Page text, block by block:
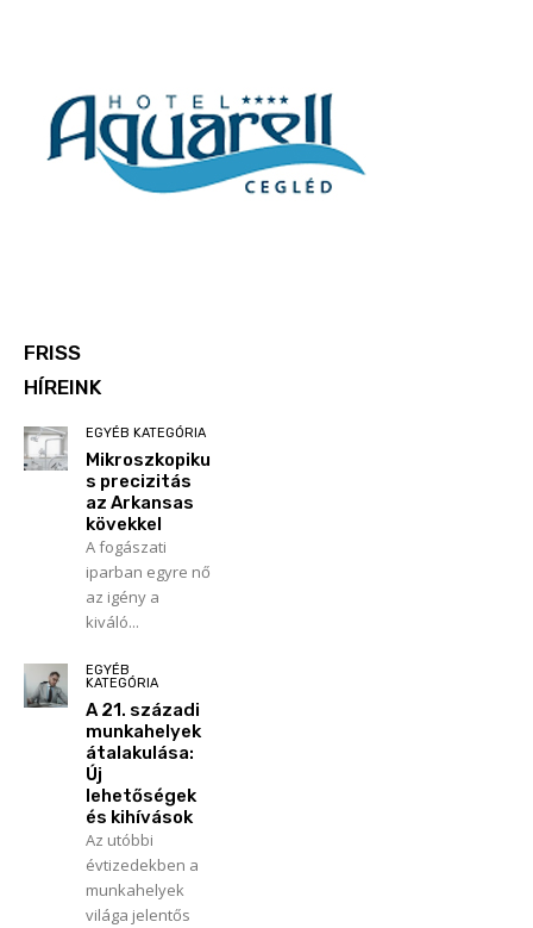
FRISS
HÍREINK
EGYÉB KATEGÓRIA
Mikroszkopiku
s precizitás
az Arkansas
kövekkel
A fogászati
iparban egyre nő
az igény a
kiváló...
EGYÉB
KATEGÓRIA
A 21. századi
munkahelyek
átalakulása:
Új
lehetőségek
és kihívások
Az utóbbi
évtizedekben a
munkahelyek
világa jelentős